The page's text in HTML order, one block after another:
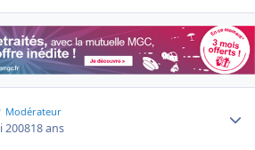
Modérateur
200818 ans